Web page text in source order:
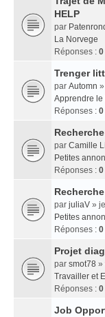
HELP
par
La Norvege
Réponses : 0
Trenger
par Automn
Apprendre le
Réponses : 0
par Camille
Petites
Réponses : 0
par juliaV »
Petites
Réponses : 0
Projet
par smot78 »
Travailler et
Réponses : 0
Job